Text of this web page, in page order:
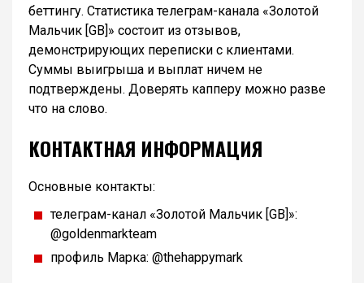
беттингу. Статистика телеграм-канала «Золотой
Мальчик [GB]» состоит из отзывов,
демонстрирующих переписки с клиентами.
Суммы выигрыша и выплат ничем не
подтверждены. Доверять капперу можно разве
что на слово.
КОНТАКТНАЯ ИНФОРМАЦИЯ
Основные контакты:
телеграм-канал «Золотой Мальчик [GB]»:
@goldenmarkteam
профиль Марка: @thehappymark